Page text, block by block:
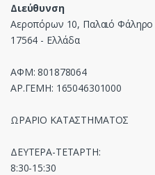
Διεύθυνση
Αεροπόρων 10, Παλαιό Φάληρο
17564 - Ελλάδα
ΑΦΜ: 801878064
ΑΡ.ΓΕΜΗ: 165046301000
ΩΡΑΡΙΟ ΚΑΤΑΣΤΗΜΑΤΟΣ
ΔΕΥΤΕΡΑ-ΤΕΤΑΡΤΗ:
8:30-15:30